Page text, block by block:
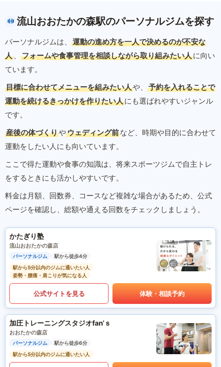
流山おおたかの森駅のパーソナルジムを探す
パーソナルジムは、
運動の進め方を一人で決めるのが不安な
人 、 フォームや食事管理を相談しながら取り組みたい人に向い
ています。
目標に合わせてメニューを組みたい人や、
予約を入れることで
運動を続けるきっかけを作りたい人にも選ばれやすいジャンル
です。
産後の体づくりやウェディング前など、時期や目的に合わせて
運動をしたい人にも向いています。
ここで得た運動や食事の知識は、将来スポーツジムで自主トレ
をするときにも活かしやすいです。
料金は月額、回数券、コースなど複雑な場合があるため、公式
ページを確認し、総額や通える回数をチェックしましょう。
かたぎり塾
流山おおたかの森店
パーソナルジム
駅から徒歩4分
駅から5分以内のジムに通いたい人
姿勢・腰痛・肩こりが気になる人
公式サイトを見る 体験・相談予約
加圧トレーニングスタジオfan‘ｓ
おおたかの森店
パーソナルジム
駅から徒歩6分
駅から5分以内のジムに通いたい人